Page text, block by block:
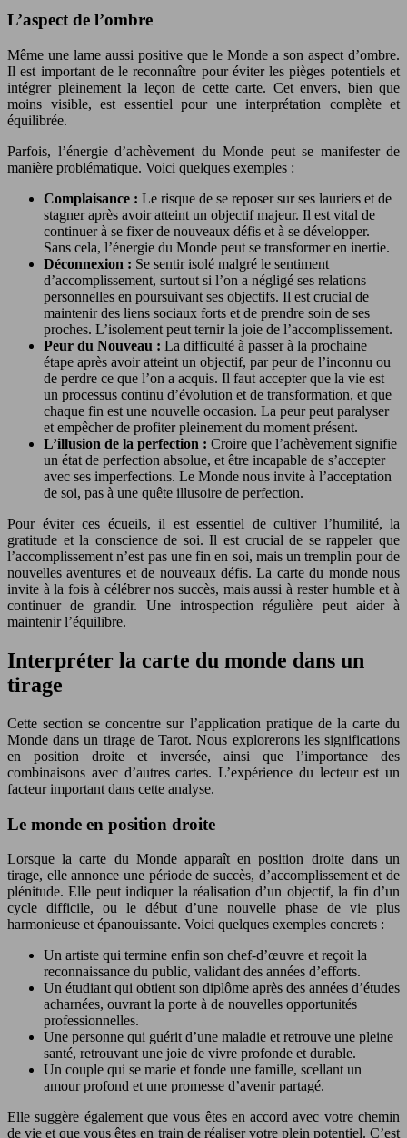
L’aspect de l’ombre
Même une lame aussi positive que le Monde a son aspect d’ombre.
Il est important de le reconnaître pour éviter les pièges potentiels et
intégrer pleinement la leçon de cette carte. Cet envers, bien que
moins visible, est essentiel pour une interprétation complète et
équilibrée.
Parfois, l’énergie d’achèvement du Monde peut se manifester de
manière problématique. Voici quelques exemples :
Complaisance : Le risque de se reposer sur ses lauriers et de
stagner après avoir atteint un objectif majeur. Il est vital de
continuer à se fixer de nouveaux défis et à se développer.
Sans cela, l’énergie du Monde peut se transformer en inertie.
Déconnexion : Se sentir isolé malgré le sentiment
d’accomplissement, surtout si l’on a négligé ses relations
personnelles en poursuivant ses objectifs. Il est crucial de
maintenir des liens sociaux forts et de prendre soin de ses
proches. L’isolement peut ternir la joie de l’accomplissement.
Peur du Nouveau : La difficulté à passer à la prochaine
étape après avoir atteint un objectif, par peur de l’inconnu ou
de perdre ce que l’on a acquis. Il faut accepter que la vie est
un processus continu d’évolution et de transformation, et que
chaque fin est une nouvelle occasion. La peur peut paralyser
et empêcher de profiter pleinement du moment présent.
L’illusion de la perfection : Croire que l’achèvement signifie
un état de perfection absolue, et être incapable de s’accepter
avec ses imperfections. Le Monde nous invite à l’acceptation
de soi, pas à une quête illusoire de perfection.
Pour éviter ces écueils, il est essentiel de cultiver l’humilité, la
gratitude et la conscience de soi. Il est crucial de se rappeler que
l’accomplissement n’est pas une fin en soi, mais un tremplin pour de
nouvelles aventures et de nouveaux défis. La carte du monde nous
invite à la fois à célébrer nos succès, mais aussi à rester humble et à
continuer de grandir. Une introspection régulière peut aider à
maintenir l’équilibre.
Interpréter la carte du monde dans un
tirage
Cette section se concentre sur l’application pratique de la carte du
Monde dans un tirage de Tarot. Nous explorerons les significations
en position droite et inversée, ainsi que l’importance des
combinaisons avec d’autres cartes. L’expérience du lecteur est un
facteur important dans cette analyse.
Le monde en position droite
Lorsque la carte du Monde apparaît en position droite dans un
tirage, elle annonce une période de succès, d’accomplissement et de
plénitude. Elle peut indiquer la réalisation d’un objectif, la fin d’un
cycle difficile, ou le début d’une nouvelle phase de vie plus
harmonieuse et épanouissante. Voici quelques exemples concrets :
Un artiste qui termine enfin son chef-d’œuvre et reçoit la
reconnaissance du public, validant des années d’efforts.
Un étudiant qui obtient son diplôme après des années d’études
acharnées, ouvrant la porte à de nouvelles opportunités
professionnelles.
Une personne qui guérit d’une maladie et retrouve une pleine
santé, retrouvant une joie de vivre profonde et durable.
Un couple qui se marie et fonde une famille, scellant un
amour profond et une promesse d’avenir partagé.
Elle suggère également que vous êtes en accord avec votre chemin
de vie et que vous êtes en train de réaliser votre plein potentiel. C’est